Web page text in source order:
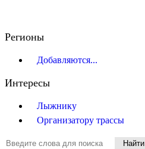
Регионы
Добавляются...
Интересы
Лыжнику
Организатору трассы
Найти